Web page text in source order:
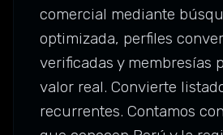
comercial mediante
optimizada, perfiles
verificadas y membresías
valor real. Convierte
recurrentes. Contamos